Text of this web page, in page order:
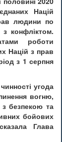
Націй
людини по
з конфліктом.
роботи
Націй з прав
з 1 серпня
угода
вогню,
з безпекою та
бойових
Глава